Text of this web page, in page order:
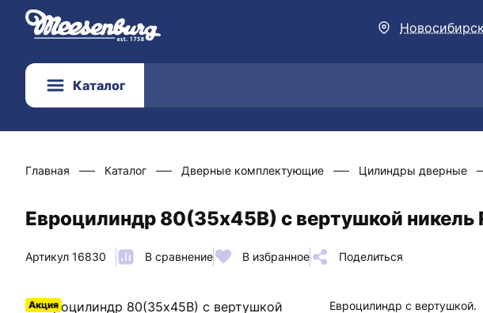
Новосибирск
Каталог
Главная Каталог Дверные комплектующие Цилиндры дверные
Евроцилиндр 80(35х45В) с вертушкой никель
Артикул 16830 В сравнение В избранное Поделиться
Акция
Евроцилиндр с вертушкой.